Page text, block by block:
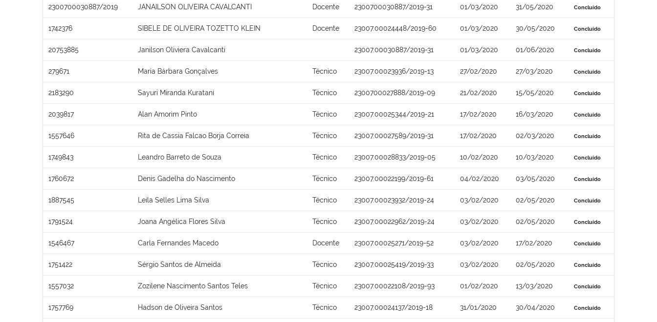
2300700030887/2019 JANAILSON OLIVEIRA CAVALCANTI Docente 2300700030887/2019-31 01/03/2020 31/05/2020 Concluído
1742376 SIBELE DE OLIVEIRA TOZETTO KLEIN Docente 23007.00024448/2019-60 01/03/2020 30/05/2020 Concluído
20753885 Janilson Oliviera Cavalcanti 23007.00030887/2019-31 01/03/2020 01/06/2020 Concluído
279671 Maria Bárbara Gonçalves Técnico 23007.00023936/2019-13 27/02/2020 27/03/2020 Concluído
2183290 Sayuri Miranda Kuratani Técnico 2300700027888/2019-09 21/02/2020 15/05/2020 Concluído
2039817 Alan Amorim Pinto Técnico 23007.00025344/2019-21 17/02/2020 16/03/2020 Concluído
1557646 Rita de Cassia Falcao Borja Correia Técnico 23007.00027589/2019-31 17/02/2020 02/03/2020 Concluído
1749843 Leandro Barreto de Souza Técnico 23007.00028833/2019-05 10/02/2020 10/03/2020 Concluído
1760672 Denis Gadelha do Nascimento Técnico 23007.00022199/2019-61 04/02/2020 03/05/2020 Concluído
1887545 Leila Selles Lima Silva Técnico 23007.00023932/2019-24 03/02/2020 02/05/2020 Concluído
1791524 Joana Angélica Flores Silva Técnico 23007.00022962/2019-24 03/02/2020 02/05/2020 Concluído
1546467 Carla Fernandes Macedo Docente 23007.00025271/2019-52 03/02/2020 17/02/2020 Concluído
1751422 Sérgio Santos de Almeida Técnico 23007.00025419/2019-33 03/02/2020 02/05/2020 Concluído
1557032 Zozilene Nascimento Santos Teles Técnico 23007.00022108/2019-93 01/02/2020 13/03/2020 Concluído
1757769 Hadson de Oliveira Santos Técnico 23007.00024137/2019-18 31/01/2020 30/04/2020 Concluído